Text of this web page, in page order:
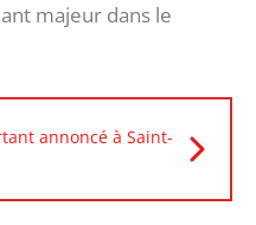
majeur dans le
annoncé à Saint-